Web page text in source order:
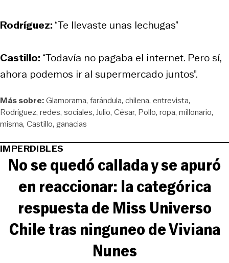
Rodríguez:“Te llevaste unas lechugas”
Castillo:“Todavía no pagaba el internet. Pero sí,
ahora podemos ir al supermercado juntos”.
Más sobre:Glamorama farándula chilena entrevista
Rodríguez redes sociales Julio César Pollo ropa millonario
misma Castillo ganacias
IMPERDIBLES
No se quedó callada y se apuró
en reaccionar: la categórica
respuesta de Miss Universo
Chile tras ninguneo de Viviana
Nunes